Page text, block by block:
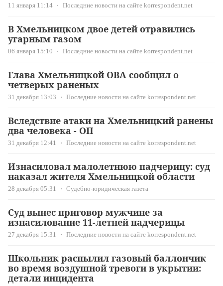
11 января 11:14 Последние новости на сайте korrespondent.net
В Хмельницком двое детей отравились
угарным газом
06 января 15:10 Последние новости на сайте korrespondent.net
Глава Хмельницкой ОВА сообщил о
четверых раненых
31 декабря 13:03 Последние новости на сайте korrespondent.net
Вследствие атаки на Хмельницкий ранены
два человека - ОП
31 декабря 12:41 Последние новости на сайте korrespondent.net
Изнасиловал малолетнюю падчерицу: суд
наказал жителя Хмельницкой области
28 декабря 05:31 Судебно-юридическая газета
Суд вынес приговор мужчине за
изнасилование 11-летней падчерицы
27 декабря 15:31 Последние новости на сайте korrespondent.net
Школьник распылил газовый баллончик
во время воздушной тревоги в укрытии:
детали инцидента